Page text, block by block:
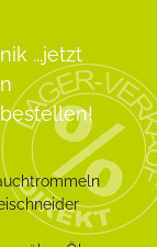
...jetzt